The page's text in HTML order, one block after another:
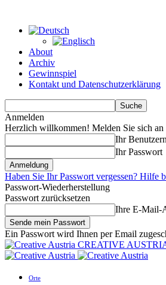
About
Archiv
Gewinnspiel
Kontakt und Datenschutzerklärung
Anmelden
Herzlich willkommen! Melden Sie sich an
Ihr
Ihr Passwort
Haben Sie Ihr Passwort vergessen? Hilfe
Passwort-Wiederherstellung
Passwort zurücksetzen
Ihre E-Mail-
Ein Passwort wird Ihnen per Email
CREATIVE
Orte